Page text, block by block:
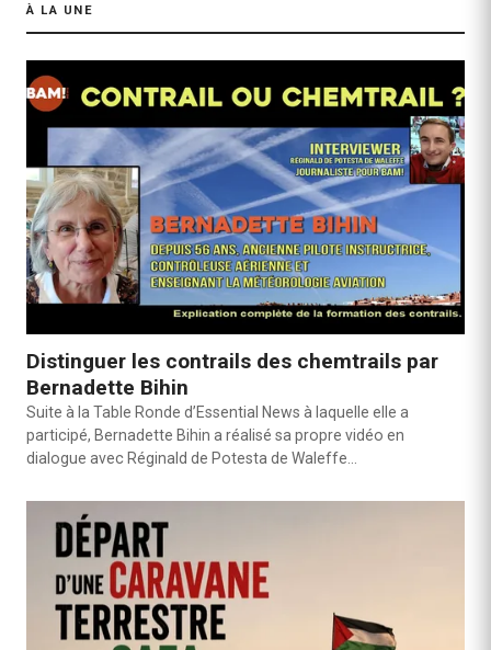
À LA UNE
Distinguer les contrails des chemtrails par
Bernadette Bihin
Suite à la Table Ronde d’Essential News à laquelle elle a
participé, Bernadette Bihin a réalisé sa propre vidéo en
dialogue avec Réginald de Potesta de Waleffe…